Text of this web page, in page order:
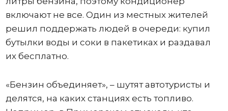
включают не все. Один из местных жителей
решил поддержать людей в очереди: купил
бутылки воды и соки в пакетиках и раздавал
их бесплатно.
«Бензин объединяет», – шутят автотуристы и
делятся, на каких станциях есть топливо.